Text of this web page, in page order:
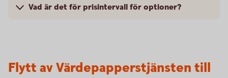
Vad är det för prisintervall för optioner?
Flytt av Värdepapperstjänsten till